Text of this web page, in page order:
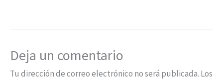
Deja un comentario
Tu dirección de correo electrónico no será publicada. Los